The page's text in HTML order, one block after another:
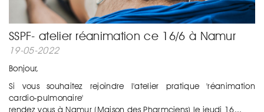
SSPF- atelier réanimation ce 16/6 à Namur
19-05-2022
Bonjour,
Si vous souhaitez rejoindre l'atelier pratique 'réanimation
cardio-pulmonaire'
rendez vous à Namur (Maison des Pharmciens) le jeudi 16...